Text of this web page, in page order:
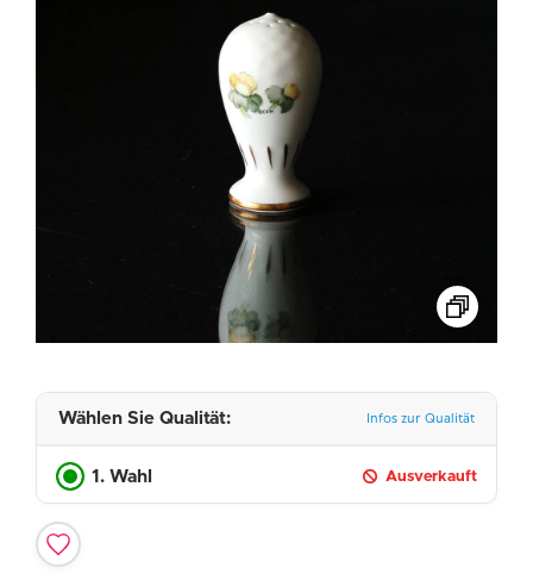
Wählen Sie Qualität: Infos zur Qualität
1. Wahl Ausverkauft